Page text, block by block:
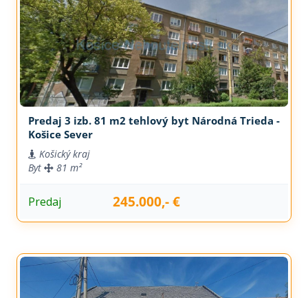
Predaj 3 izb. 81 m2 tehlový byt Národná Trieda -
Košice Sever
Košický kraj
Byt
81 m²
Predaj 245.000,- €